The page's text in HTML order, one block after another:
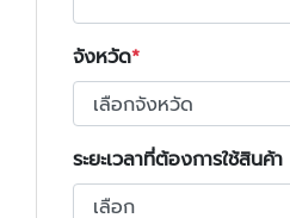
จังหวัด
ระยะเวลาที่ต้องการใช้สินค้า